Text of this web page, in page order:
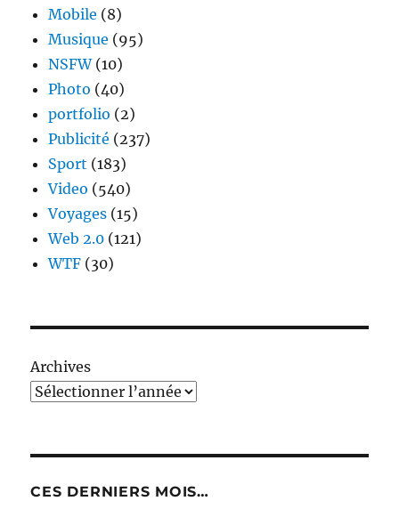
Mobile (8)
Musique (95)
NSFW(10)
Photo (40)
portfolio (2)
Publicité (237)
Sport (183)
Video (540)
Voyages (15)
Web 2.0 (121)
WTF (30)
Archives
CES DERNIERS MOIS…